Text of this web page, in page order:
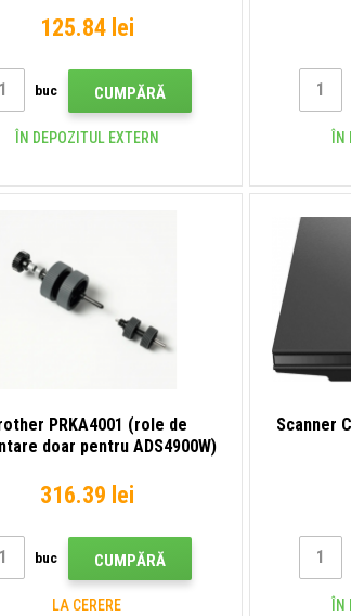
125.84 lei
buc CUMPĂRĂ
ÎN DEPOZITUL EXTERN
PRKA4001 (role de
doar pentru ADS4900W)
316.39 lei
buc CUMPĂRĂ
LA CERERE
Scanner